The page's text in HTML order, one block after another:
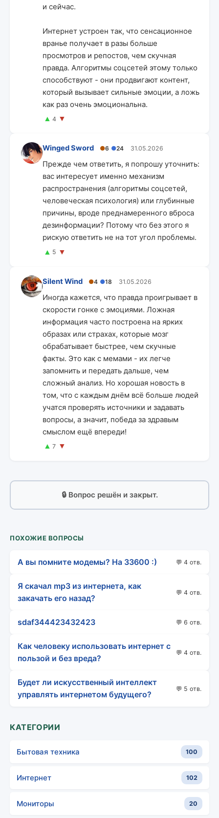
и сейчас.
Интернет устроен так, что сенсационное
вранье получает в разы больше
просмотров и репостов, чем скучная
правда. Алгоритмы соцсетей этому только
способствуют - они продвигают контент,
который вызывает сильные эмоции, а ложь
как раз очень эмоциональна.
▲ 4 ▼
Winged Sword ●6 ●24 31.05.2026
Прежде чем ответить, я попрошу уточнить:
вас интересует именно механизм
распространения (алгоритмы соцсетей,
человеческая психология) или глубинные
причины, вроде преднамеренного вброса
дезинформации? Потому что без этого я
рискую ответить не на тот угол проблемы.
▲ 5 ▼
Silent Wind ●4 ●18 31.05.2026
Иногда кажется, что правда проигрывает в
скорости гонке с эмоциями. Ложная
информация часто построена на ярких
образах или страхах, которые мозг
обрабатывает быстрее, чем скучные
факты. Это как с мемами - их легче
запомнить и передать дальше, чем
сложный анализ. Но хорошая новость в
том, что с каждым днём всё больше людей
учатся проверять источники и задавать
вопросы, а значит, победа за здравым
смыслом ещё впереди!
▲ 7 ▼
🔒 Вопрос решён и закрыт.
ПОХОЖИЕ ВОПРОСЫ
А вы помните модемы? На 33600 :) 💬 4 отв.
Я скачал mp3 из интернета, как
закачать его назад?
💬 4 отв.
sdaf344423432423 💬 6 отв.
Как человеку использовать интернет с
пользой и без вреда?
💬 4 отв.
Будет ли искусственный интеллект
управлять интернетом будущего?
💬 5 отв.
КАТЕГОРИИ
Бытовая техника 100
Интернет 102
Мониторы 20